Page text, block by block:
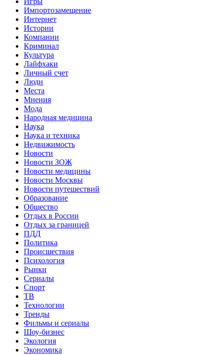
Импортозамещение
Интернет
Истории
Компании
Криминал
Культура
Лайфхаки
Личный счет
Люди
Места
Мнения
Мода
Народная медицина
Наука
Наука и техника
Недвижимость
Новости
Новости ЗОЖ
Новости медицины
Новости Москвы
Новости путешествий
Образование
Общество
Отдых в России
Отдых за границей
ПДД
Политика
Происшествия
Психология
Рынки
Сериалы
Спорт
ТВ
Технологии
Тренды
Фильмы и сериалы
Шоу-бизнес
Экология
Экономика